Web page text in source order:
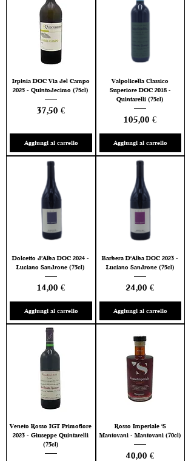
Irpinia DOC Via del Campo
2025 - Quintodecimo (75cl)
Prezzo
37,50 €
Aggiungi al carrello
Valpolicella Classico
Superiore DOC 2018 -
Quintarelli (75cl)
Prezzo
105,00 €
Aggiungi al carrello
Dolcetto d’Alba DOC 2024 -
Luciano Sandrone (75cl)
Prezzo
14,00 €
Aggiungi al carrello
Barbera D'Alba DOC 2023 -
Luciano Sandrone (75cl)
Prezzo
24,00 €
Aggiungi al carrello
Veneto Rosso IGT Primofiore
2023 - Giuseppe Quintarelli
(75cl)
Rosso Imperiale 'S
Mantovani - Mantovani (70cl)
Prezzo
40,00 €